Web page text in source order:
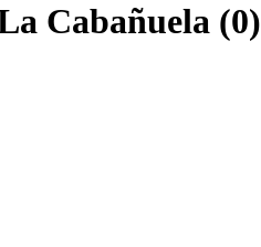
Cabañuela (0)